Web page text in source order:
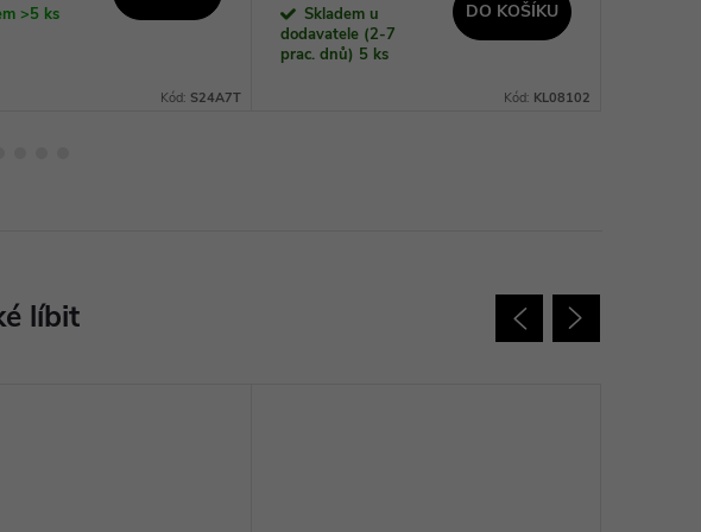
>5 ks
Kód: S24A7T
Skladem u
dodavatele (2-7
prac. dnů) 5 ks
DO KOŠÍKU
Kód: KL08102